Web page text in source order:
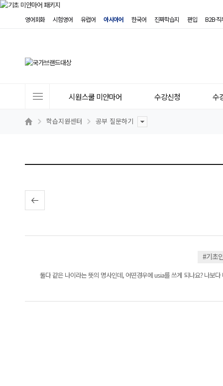
영어회화 시험영어 유럽어 아시아어 한국어 진짜학습지 편입 B2B·
트
시원스쿨 미얀마어 수강신청 수
학습지원센터 공부 질문하기
#기초
둘다 같은 나이라는 뜻의 명사인데, 어떤경우에 usia를 쓰게 되나요? 나보